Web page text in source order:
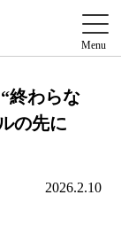
終わらな
の先に
2026.2.10